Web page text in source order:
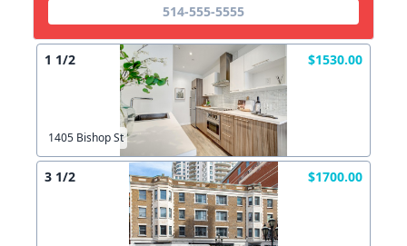
514-555-5555
1 1/2 $1530.00
1405 Bishop St
3 1/2 $1700.00
X Fermer